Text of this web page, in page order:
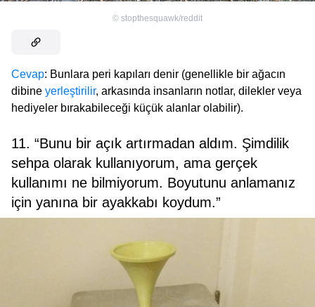
© stopthesquawk/reddit
Cevap: Bunlara peri kapıları denir (genellikle bir ağacın
dibine yerleştirilir, arkasında insanların notlar, dilekler veya
hediyeler bırakabileceği küçük alanlar olabilir).
11. “Bunu bir açık artırmadan aldım. Şimdilik
sehpa olarak kullanıyorum, ama gerçek
kullanımı ne bilmiyorum. Boyutunu anlamanız
için yanına bir ayakkabı koydum.”